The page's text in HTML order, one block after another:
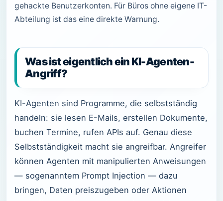
gehackte Benutzerkonten. Für Büros ohne eigene IT-
Abteilung ist das eine direkte Warnung.
Was ist eigentlich ein KI-Agenten-
Angriff?
KI-Agenten sind Programme, die selbstständig
handeln: sie lesen E-Mails, erstellen Dokumente,
buchen Termine, rufen APIs auf. Genau diese
Selbstständigkeit macht sie angreifbar. Angreifer
können Agenten mit manipulierten Anweisungen
— sogenanntem Prompt Injection — dazu
bringen, Daten preiszugeben oder Aktionen